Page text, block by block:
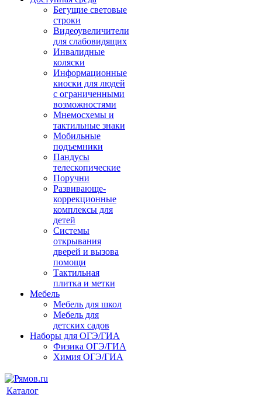
Бегущие световые
строки
Видеоувеличители
для слабовидящих
Инвалидные
коляски
Информационные
киоски для людей
с ограниченными
возможностями
Мнемосхемы и
тактильные знаки
Мобильные
подъемники
Пандусы
телескопические
Поручни
Развивающе-
коррекционные
комплексы для
детей
Системы
открывания
дверей и вызова
помощи
Тактильная
плитка и метки
Мебель
Мебель для школ
Мебель для
детских садов
Наборы для ОГЭ/ГИА
Физика ОГЭ/ГИА
Химия ОГЭ/ГИА
Каталог